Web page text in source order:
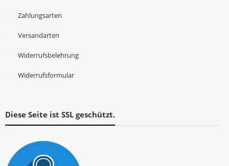
Zahlungsarten
Versandarten
Widerrufsbelehrung
Widerrufsformular
Diese Seite ist SSL geschützt.